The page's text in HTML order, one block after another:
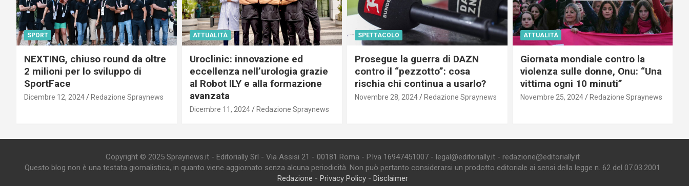
SPORT
NEXTING, chiuso round da oltre
2 milioni per lo sviluppo di
SportFace
Dicembre 12, 2024 Redazione Spraynews
ATTUALITÀ
Uroclinic: innovazione ed
eccellenza nell’urologia grazie
al Robot ILY e alla formazione
avanzata
Dicembre 11, 2024 Redazione Spraynews
SPETTACOLO
Prosegue la guerra di DAZN
contro il “pezzotto”: cosa
rischia chi continua a usarlo?
Novembre 28, 2024 Redazione Spraynews
ATTUALITÀ
Giornata mondiale contro la
violenza sulle donne, Onu: “Una
vittima ogni 10 minuti”
Novembre 25, 2024 Redazione Spraynews
Copyright © 2025 Spraynews.it - Editorially Srl - Via Assisi 21 - 00181 Roma - P.Iva 16947451007 - legal@editorially.it - redazione@editorially.it
Questo blog non è una testata giornalistica, in quanto viene aggiornato senza alcuna periodicità. Non può pertanto considerarsi un prodotto editoriale ai sensi della legge n. 62 del 07.03.2001
Redazione - Privacy Policy- Disclaimer